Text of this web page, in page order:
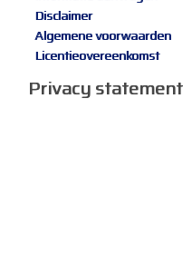
Disclaimer
Algemene voorwaarden
Licentieovereenkomst
Privacy statement